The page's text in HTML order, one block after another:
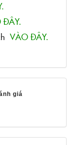
ĐÂY.
VÀO ĐÂY.
giá